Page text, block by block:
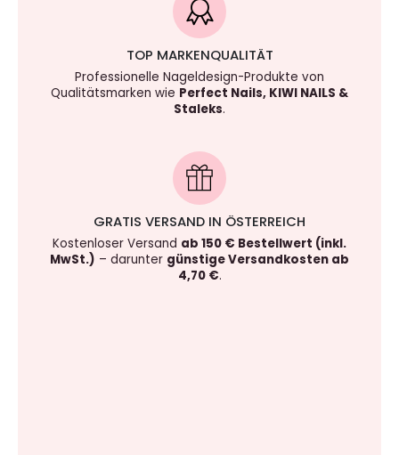
TOP MARKENQUALITÄT
Professionelle Nageldesign-Produkte von
Qualitätsmarken wie Perfect Nails, KIWI NAILS &
Staleks.
GRATIS VERSAND IN ÖSTERREICH
Kostenloser Versand ab 150 € Bestellwert (inkl.
MwSt.) – darunter günstige Versandkosten ab
4,70 €.